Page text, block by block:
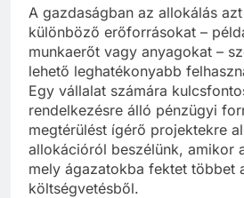
A gazdaságban az allokálás
különböző erőforrásokat –
munkaerőt vagy anyagokat –
lehető leghatékonyabb
Egy vállalat számára
rendelkezésre álló pénzügyi
megtérülést ígérő projektekre
allokációról beszélünk, amikor
mely ágazatokba fektet többet
költségvetésből.